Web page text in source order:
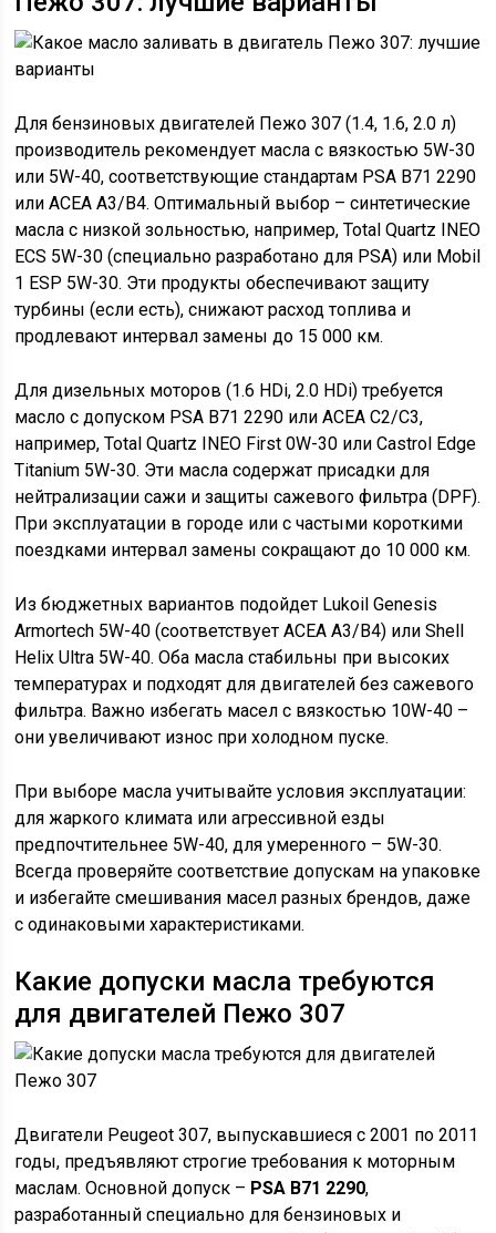
Для бензиновых двигателей Пежо 307 (1.4, 1.6, 2.0 л)
производитель рекомендует масла с вязкостью 5W-30
или 5W-40, соответствующие стандартам PSA B71 2290
или ACEA A3/B4. Оптимальный выбор – синтетические
масла с низкой зольностью, например, Total Quartz INEO
ECS 5W-30 (специально разработано для PSA) или Mobil
1 ESP 5W-30. Эти продукты обеспечивают защиту
турбины (если есть), снижают расход топлива и
продлевают интервал замены до 15 000 км.
Для дизельных моторов (1.6 HDi, 2.0 HDi) требуется
масло с допуском PSA B71 2290 или ACEA C2/C3,
например, Total Quartz INEO First 0W-30 или Castrol Edge
Titanium 5W-30. Эти масла содержат присадки для
нейтрализации сажи и защиты сажевого фильтра (DPF).
При эксплуатации в городе или с частыми короткими
поездками интервал замены сокращают до 10 000 км.
Из бюджетных вариантов подойдет Lukoil Genesis
Armortech 5W-40 (соответствует ACEA A3/B4) или Shell
Helix Ultra 5W-40. Оба масла стабильны при высоких
температурах и подходят для двигателей без сажевого
фильтра. Важно избегать масел с вязкостью 10W-40 –
они увеличивают износ при холодном пуске.
При выборе масла учитывайте условия эксплуатации:
для жаркого климата или агрессивной езды
предпочтительнее 5W-40, для умеренного – 5W-30.
Всегда проверяйте соответствие допускам на упаковке
и избегайте смешивания масел разных брендов, даже
с одинаковыми характеристиками.
Какие допуски масла требуются
для двигателей Пежо 307
Двигатели Peugeot 307, выпускавшиеся с 2001 по 2011
годы, предъявляют строгие требования к моторным
маслам. Основной допуск – PSA B71 2290,
разработанный специально для бензиновых и